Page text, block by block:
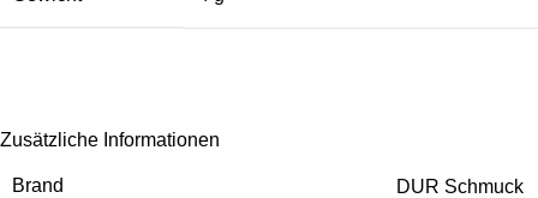
Zusätzliche Informationen
Brand DUR Schmuck